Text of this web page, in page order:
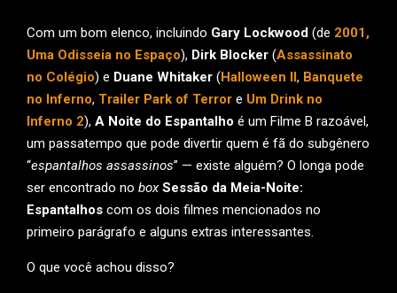
Com um bom elenco, incluindo Gary Lockwood (de 2001,
Uma Odisseia no Espaço), Dirk Blocker (Assassinato
no Colégio) e Duane Whitaker (Halloween II, Banquete
no Inferno, Trailer Park of Terror e Um Drink no
Inferno 2), A Noite do Espantalho é um Filme B razoável,
um passatempo que pode divertir quem é fã do subgênero
“espantalhos assassinos” — existe alguém? O longa pode
ser encontrado no box Sessão da Meia-Noite:
Espantalhos com os dois filmes mencionados no
primeiro parágrafo e alguns extras interessantes.
O que você achou disso?